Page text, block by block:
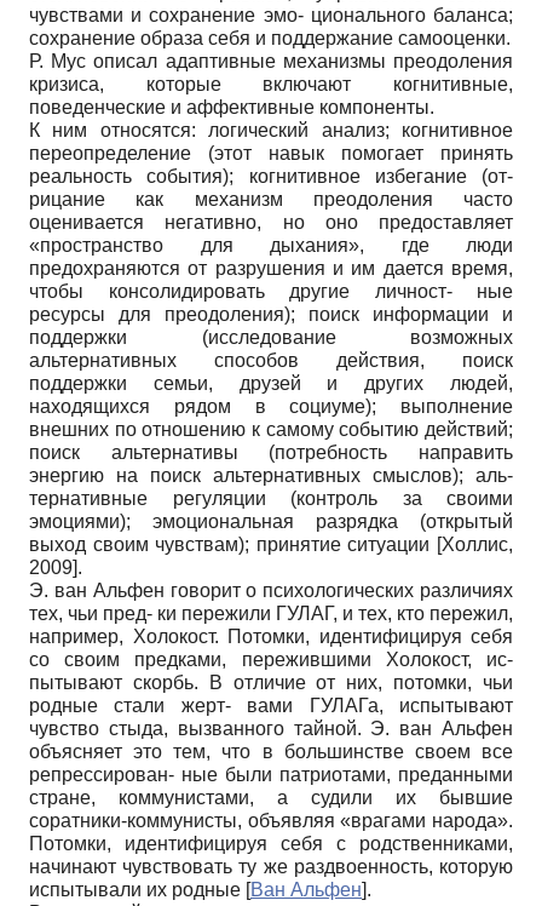
чувствами и сохранение эмо- ционального баланса;
сохранение образа себя и поддержание самооценки.
Р. Мус описал адаптивные механизмы преодоления
кризиса, которые включают когнитивные,
поведенческие и аффективные компоненты.
К ним относятся: логический анализ; когнитивное
переопределение (этот навык помогает принять
реальность события); когнитивное избегание (от-
рицание как механизм преодоления часто
оценивается негативно, но оно предоставляет
«пространство для дыхания», где люди
предохраняются от разрушения и им дается время,
чтобы консолидировать другие личност- ные
ресурсы для преодоления); поиск информации и
поддержки (исследование возможных
альтернативных способов действия, поиск
поддержки семьи, друзей и других людей,
находящихся рядом в социуме); выполнение
внешних по отношению к самому событию действий;
поиск альтернативы (потребность направить
энергию на поиск альтернативных смыслов); аль-
тернативные регуляции (контроль за своими
эмоциями); эмоциональная разрядка (открытый
выход своим чувствам); принятие ситуации [Холлис,
2009].
Э. ван Альфен говорит о психологических различиях
тех, чьи пред- ки пережили ГУЛАГ, и тех, кто пережил,
например, Холокост. Потомки, идентифицируя себя
со своим предками, пережившими Холокост, ис-
пытывают скорбь. В отличие от них, потомки, чьи
родные стали жерт- вами ГУЛАГа, испытывают
чувство стыда, вызванного тайной. Э. ван Альфен
объясняет это тем, что в большинстве своем все
репрессирован- ные были патриотами, преданными
стране, коммунистами, а судили их бывшие
соратники-коммунисты, объявляя «врагами народа».
Потомки, идентифицируя себя с родственниками,
начинают чувствовать ту же раздвоенность, которую
испытывали их родные [Ван Альфен].